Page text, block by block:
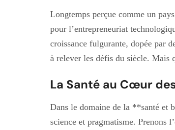
Longtemps perçue comme un
pour l’entrepreneuriat
croissance fulgurante, dopée par
à relever les défis du siècle. Mais
La Santé au Cœur
Dans le domaine de la **santé et
science et pragmatisme. Prenons